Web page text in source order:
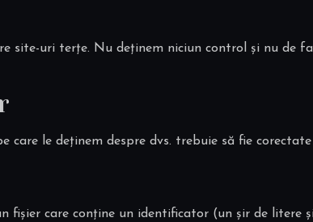
site-uri terțe. Nu deținem niciun control și nu de
le deținem despre dvs. trebuie să fie
fișier care conține un identificator (un șir de litere